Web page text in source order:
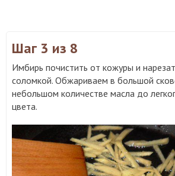
Шаг 3 из 8
Имбирь почистить от кожуры и
соломкой. Обжариваем в большой
небольшом количестве масла до
цвета.